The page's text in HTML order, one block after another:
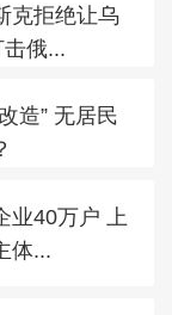
克拒绝让乌
击俄...
造” 无居民
业40万户 上
体...